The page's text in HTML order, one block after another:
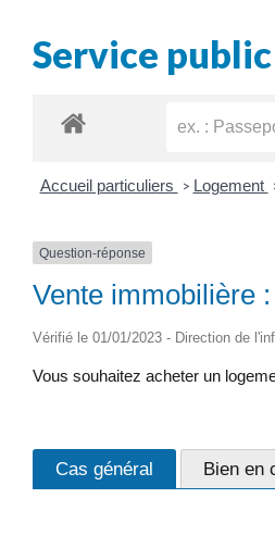
Service public
Accueil particuliers > Logement
Question-réponse
Vente immobilière
Vérifié le 01/01/2023 - Direction de
Vous souhaitez acheter un
Cas général Bien en